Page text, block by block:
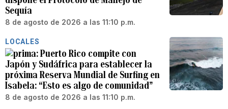
Sequía
8 de agosto de 2026 a las 11:10 p.m.
LOCALES
Puerto Rico compite con
Japón y Sudáfrica para establecer la
próxima Reserva Mundial de Surfing en
Isabela: “Esto es algo de comunidad”
8 de agosto de 2026 a las 11:10 p.m.